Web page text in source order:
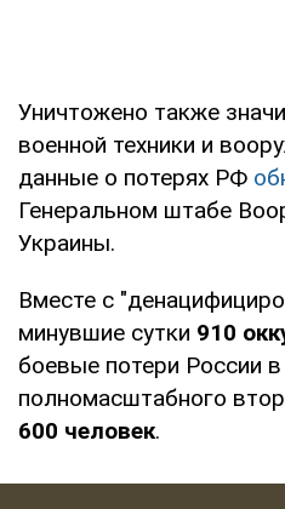
Уничтожено также
военной техники и
данные о потерях РФ
Генеральном штабе
Украины.
Вместе с
минувшие сутки 910
боевые потери России
полномасштабного
600 человек.